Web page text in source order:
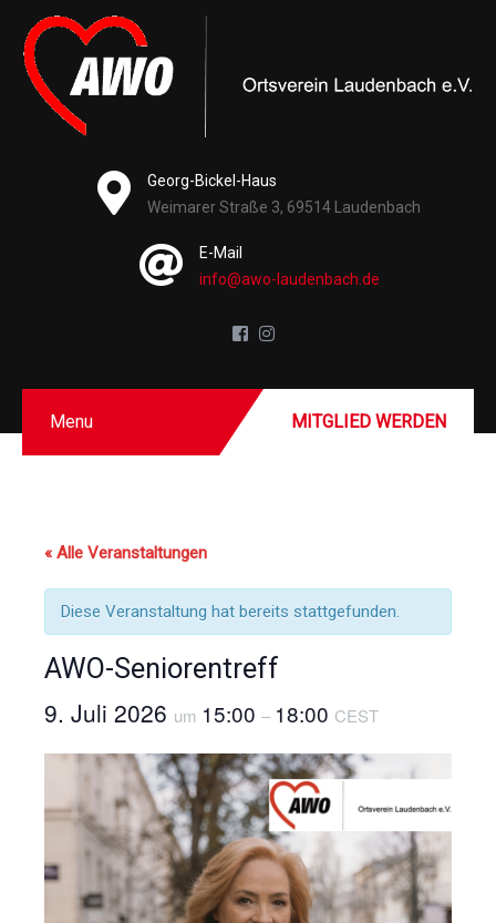
Georg-Bickel-Haus
Weimarer Straße 3, 69514 Laudenbach
E-Mail
info@awo-laudenbach.de
Menu MITGLIED WERDEN
« Alle Veranstaltungen
Diese Veranstaltung hat bereits stattgefunden.
AWO-Seniorentreff
9. Juli 2026 um 15:00 – 18:00 CEST